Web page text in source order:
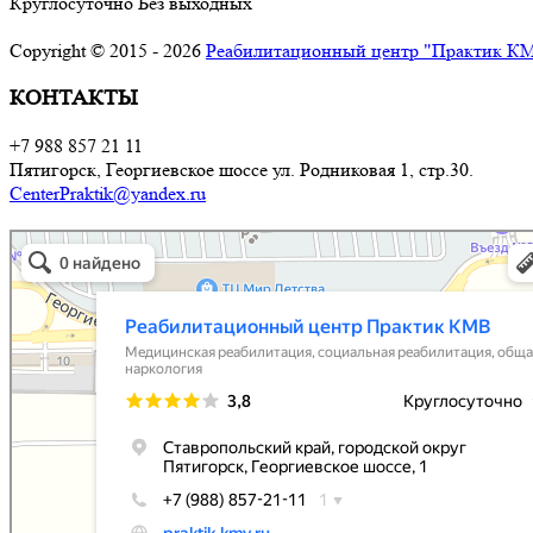
Copyright © 2015 - 2026 Реабилитационный центр "Практик
КОНТАКТЫ
+7 988 857 21 11
Пятигорск, Георгиевское шоссе ул. Родниковая 1, стр.30.
CenterPraktik@yandex.ru
Реабилитационный центр Практик КМВ
Медицинская реабилитация в Ставропольском крае
Социальная реабилитация в Ставропольском крае